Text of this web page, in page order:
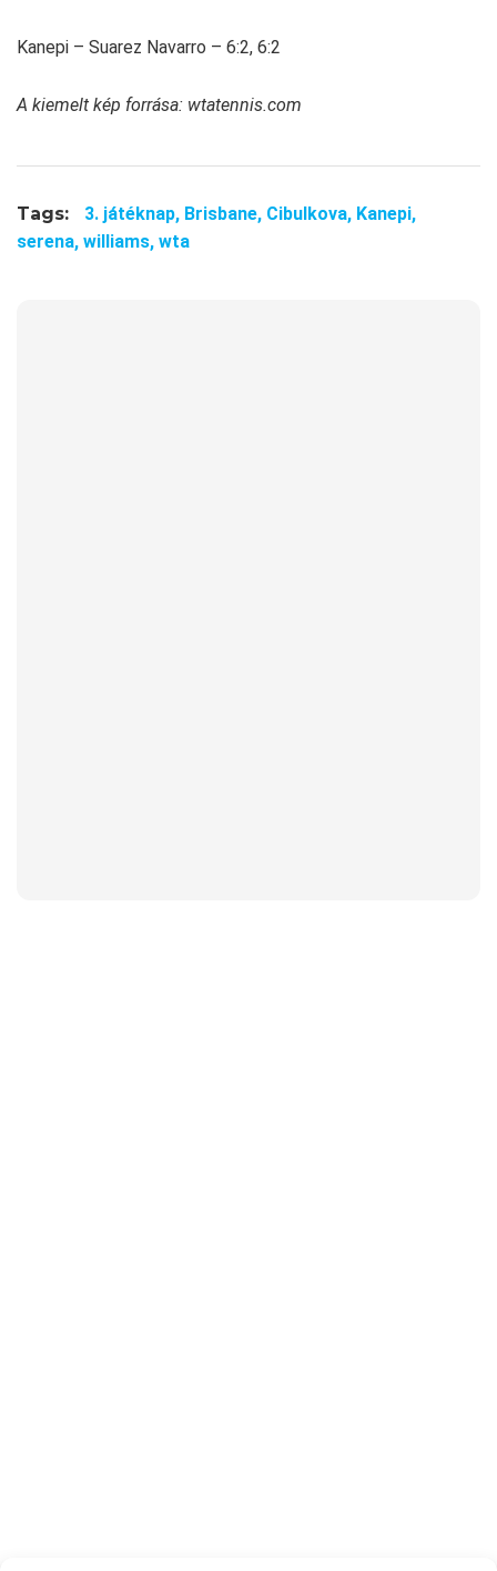
Kanepi – Suarez Navarro – 6:2, 6:2
A kiemelt kép forrása: wtatennis.com
Tags: 3. játéknap, Brisbane, Cibulkova, Kanepi,
serena, williams, wta